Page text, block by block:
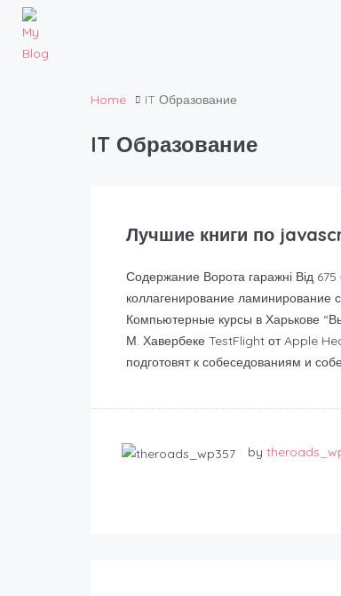
Home IT Образование
IT Образование
Лучшие книги по
Содержание Ворота гаражні Від
коллагенирование ламинирование
Компьютерные курсы в Харькове
М. Хавербеке TestFlight от Apple
подготовят к собеседованиям и
by